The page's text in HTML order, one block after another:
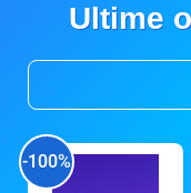
Ultime
-100%